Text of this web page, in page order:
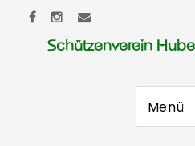
Schützenverein
Menü